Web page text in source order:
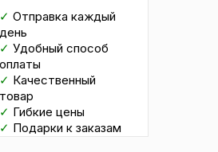
✓ Отправка каждый
день
✓ Удобный способ
оплаты
✓ Качественный
товар
✓ Гибкие цены
✓ Подарки к заказам